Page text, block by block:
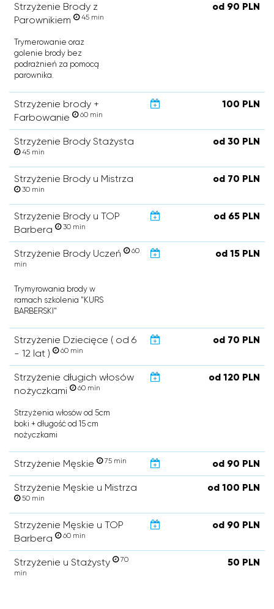
Strzyżenie Brody z
Parownikiem
45 min
od 90 PLN
Trymerowanie oraz
golenie brody bez
podrażnień za pomocą
parownika.
Strzyżenie brody +
Farbowanie
60 min
100 PLN
Strzyżenie Brody Stażysta
45 min
od 30 PLN
Strzyżenie Brody u Mistrza
30 min
od 70 PLN
Strzyżenie Brody u TOP
Barbera
30 min
od 65 PLN
Strzyżenie Brody Uczeń
60
min
od 15 PLN
Trymyrowania brody w
ramach szkolenia "KURS
BARBERSKI"
Strzyżenie Dziecięce ( od 6
- 12 lat )
60 min
od 70 PLN
Strzyżenie długich włosów
nożyczkami
60 min
od 120 PLN
Strzyżenia włosów od 5cm
boki + długość od 15 cm
nożyczkami
Strzyżenie Męskie 75 min od 90 PLN
Strzyżenie Męskie u Mistrza
50 min
od 100 PLN
Strzyżenie Męskie u TOP
Barbera
60 min
od 90 PLN
Strzyżenie u Stażysty
70
min
50 PLN